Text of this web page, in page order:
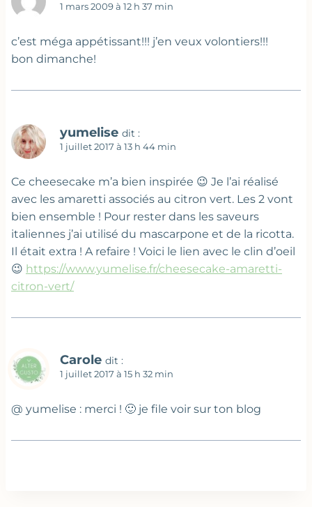
1 mars 2009 à 12 h 37 min
c’est méga appétissant!!! j’en veux volontiers!!!
bon dimanche!
yumelise dit :
1 juillet 2017 à 13 h 44 min
Ce cheesecake m’a bien inspirée 😉 Je l’ai réalisé
avec les amaretti associés au citron vert. Les 2 vont
bien ensemble ! Pour rester dans les saveurs
italiennes j’ai utilisé du mascarpone et de la ricotta.
Il était extra ! A refaire ! Voici le lien avec le clin d’oeil
😉 https://www.yumelise.fr/cheesecake-amaretti-
citron-vert/
Carole dit :
1 juillet 2017 à 15 h 32 min
@ yumelise : merci ! 🙂 je file voir sur ton blog